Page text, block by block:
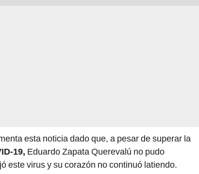
esta noticia dado que, a pesar de superar la
19, Eduardo Zapata Querevalú no pudo
este virus y su corazón no continuó latiendo.